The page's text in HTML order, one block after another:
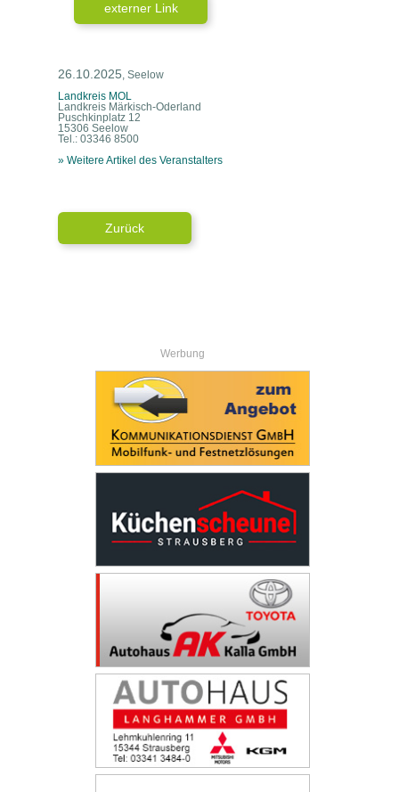
externer Link
26.10.2025, Seelow
Landkreis MOL
Landkreis Märkisch-Oderland
Puschkinplatz 12
15306 Seelow
Tel.: 03346 8500
» Weitere Artikel des Veranstalters
Zurück
Werbung